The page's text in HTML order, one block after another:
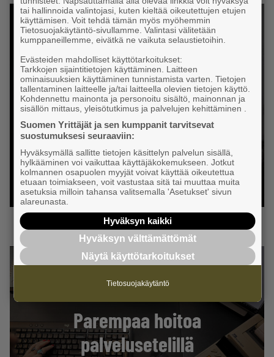
Tietopaketti sotesta
Sote-tietopaketti aluevaltuutetuille
LUE LISÄÄ
Parempaa hoitoa
palvelusetelillä
tai hallinnoida valintojasi, kuten kieltää oikeutettujen etujen
käyttämisen. Voit tehdä tämän myös myöhemmin
Tietosuojakäytäntö-sivullamme. Valintasi välitetään
kumppaneillemme, eivätkä ne vaikuta selaustietoihin.
Evästeiden mahdolliset käyttötarkoitukset:
Tarkkojen sijaintitietojen käyttäminen. Laitteen
ominaisuuksien käyttäminen tunnistamista varten. Tietojen
tallentaminen laitteelle ja/tai laitteella olevien tietojen käyttö.
Kohdennettu mainonta ja personoitu sisältö, mainonnan ja
sisällön mittaus, yleisötutkimus ja palvelujen kehittäminen .
Suomen Yrittäjät ja sen kumppanit tarvitsevat
suostumuksesi seuraaviin:
Hyväksymällä sallitte tietojen käsittelyn palvelun sisällä,
hylkääminen voi vaikuttaa käyttäjäkokemukseen. Jotkut
kolmannen osapuolen myyjät voivat käyttää oikeutettua
etuaan toimiakseen, voit vastustaa sitä tai muuttaa muita
asetuksia milloin tahansa valitsemalla 'Asetukset' sivun
alareunasta.
Hyväksyn kaikki
Hyväksyn välttämättömät
Näytä käyttötarkoitukset
Tietosuojakäytäntö